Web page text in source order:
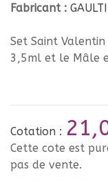
Fabricant :
Set Saint
3,5ml et le Mâle
Cotation :
Cette cote est
pas de vente.